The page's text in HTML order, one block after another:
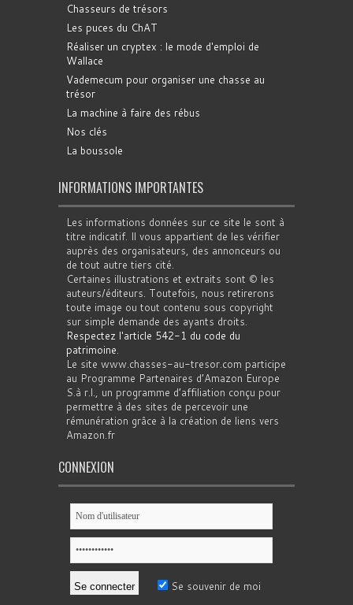
Chasseurs de trésors
Les puces du ChAT
Réaliser un cryptex : le mode d'emploi de
Wallace
Vademecum pour organiser une chasse au
trésor
La machine à faire des rébus
Nos clés
La boussole
INFORMATIONS IMPORTANTES
Les informations données sur ce site le sont à
titre indicatif. Il vous appartient de les vérifier
auprès des organisateurs, des annonceurs ou
de tout autre tiers cité.
Certaines illustrations et extraits sont © les
auteurs/éditeurs. Toutefois, nous retirerons
toute image ou tout contenu sous copyright
sur simple demande des ayants droits.
Respectez l'article 542-1 du code du
patrimoine.
Le site www.chasses-au-tresor.com participe
au Programme Partenaires d’Amazon Europe
S.à r.l., un programme d’affiliation conçu pour
permettre à des sites de percevoir une
rémunération grâce à la création de liens vers
Amazon.fr
CONNEXION
Se souvenir de moi